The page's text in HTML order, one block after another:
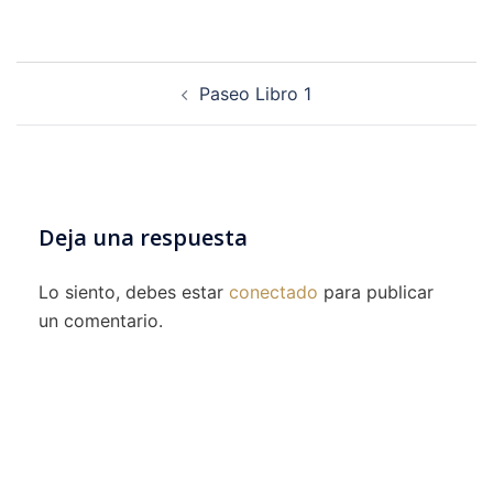
Navegación
entradas
Paseo Libro 1
Deja una respuesta
Lo siento, debes estar conectado para publicar
un comentario.